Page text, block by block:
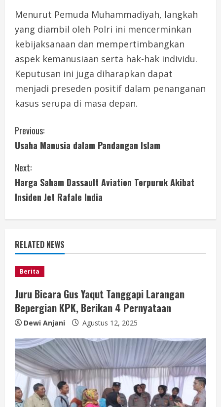
Menurut Pemuda Muhammadiyah, langkah
yang diambil oleh Polri ini mencerminkan
kebijaksanaan dan mempertimbangkan
aspek kemanusiaan serta hak-hak individu.
Keputusan ini juga diharapkan dapat
menjadi preseden positif dalam penanganan
kasus serupa di masa depan.
C
o
n
t
i
n
u
e
R
e
a
d
i
n
Previous:
Usaha Manusia dalam Pandangan Islam
Next:
Harga Saham Dassault Aviation Terpuruk Akibat
Insiden Jet Rafale India
RELATED NEWS
Berita
Juru Bicara Gus Yaqut Tanggapi Larangan
Bepergian KPK, Berikan 4 Pernyataan
Dewi Anjani Agustus 12, 2025